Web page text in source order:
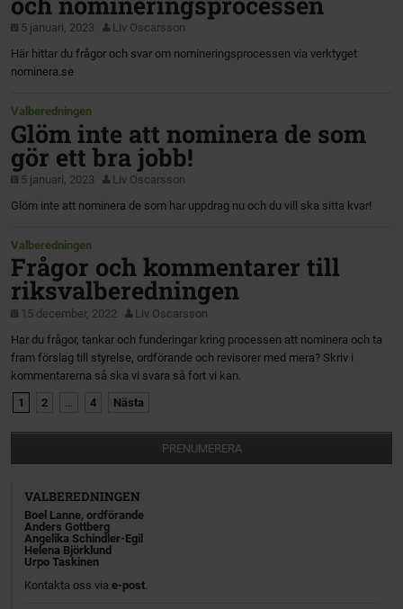
5 januari, 2023
Liv Oscarsson
Här hittar du frågor och svar om nomineringsprocessen via verktyget
nominera.se
Valberedningen
Glöm inte att nominera de som
gör ett bra jobb!
5 januari, 2023
Liv Oscarsson
Glöm inte att nominera de som har uppdrag nu och du vill ska sitta kvar!
Valberedningen
Frågor och kommentarer till
riksvalberedningen
15 december, 2022
Liv Oscarsson
Har du frågor, tankar och funderingar kring processen att nominera och ta
fram förslag till styrelse, ordförande och revisorer med mera? Skriv i
kommentarerna så ska vi svara så fort vi kan.
1
2 4 Nästa
PRENUMERERA
VALBEREDNINGEN
Boel Lanne, ordförande
Anders Gottberg
Angelika Schindler-Egil
Helena Björklund
Urpo Taskinen
Kontakta oss viae-post